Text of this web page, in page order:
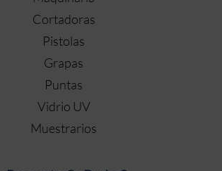
Cortadoras
Pistolas
Grapas
Puntas
Vidrio UV
Muestrarios